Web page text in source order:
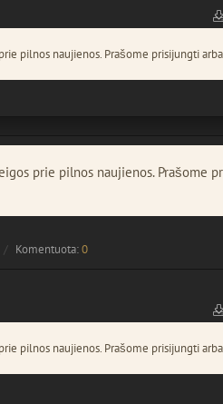
pilnos naujienos. Prašome prisijungti
prie pilnos naujienos. Prašome
Komentuota:0
pilnos naujienos. Prašome prisijungti